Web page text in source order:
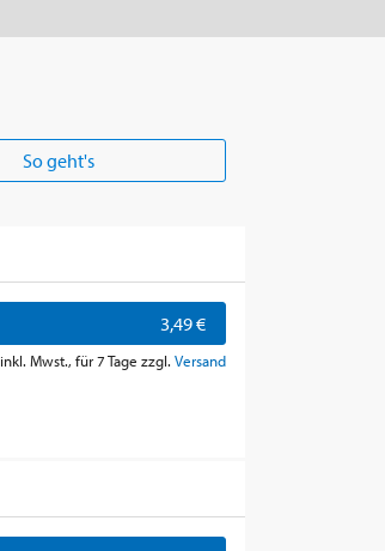
So geht's
3,49 €
inkl. Mwst., für 7 Tage zzgl. Versand